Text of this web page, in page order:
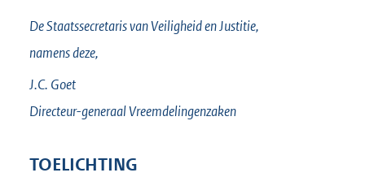
De Staatssecretaris van Veiligheid en Justitie,
namens deze,
J.C. Goet
Directeur-generaal Vreemdelingenzaken
TOELICHTING